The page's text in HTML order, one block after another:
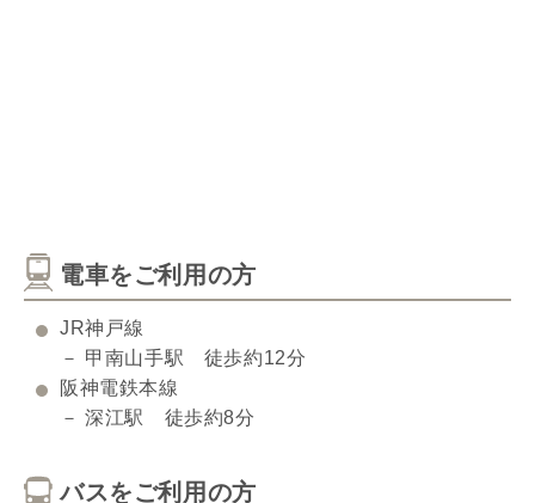
電車をご利用の方
JR神戸線
－ 甲南山手駅 徒歩約12分
阪神電鉄本線
－ 深江駅 徒歩約8分
バスをご利用の方